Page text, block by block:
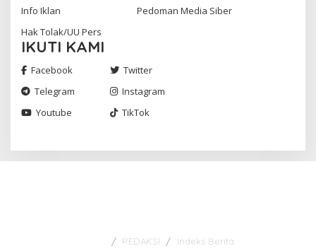
Info Iklan
Pedoman Media Siber
Hak Tolak/UU Pers
IKUTI KAMI
Facebook
Twitter
Telegram
Instagram
Youtube
TikTok
REDAKSI Indeks Berita